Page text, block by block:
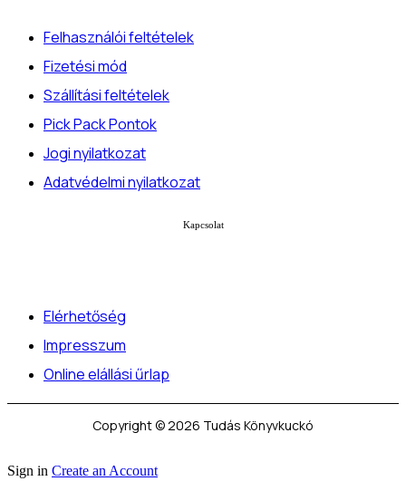
Felhasználói feltételek
Fizetési mód
Szállítási feltételek
Pick Pack Pontok
Jogi nyilatkozat
Adatvédelmi nyilatkozat
Kapcsolat
Elérhetőség
Impresszum
Online elállási űrlap
Copyright © 2026 Tudás Könyvkuckó
Sign in Create an Account